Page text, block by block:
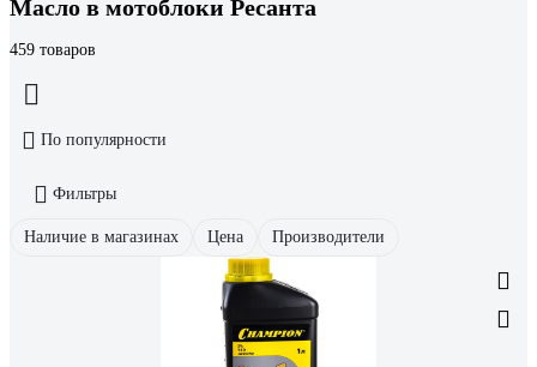
Масло в мотоблоки Ресанта
459 товаров
По популярности
Фильтры
Наличие в магазинах Цена Производители